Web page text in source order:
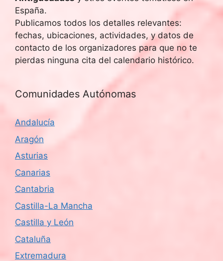
España.
Publicamos todos los detalles relevantes:
fechas, ubicaciones, actividades, y datos de
contacto de los organizadores para que no te
pierdas ninguna cita del calendario histórico.
Comunidades Autónomas
Andalucía
Aragón
Asturias
Canarias
Cantabria
Castilla-La Mancha
Castilla y León
Cataluña
Extremadura